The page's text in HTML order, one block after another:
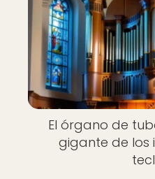
El órgano de
gigante de los